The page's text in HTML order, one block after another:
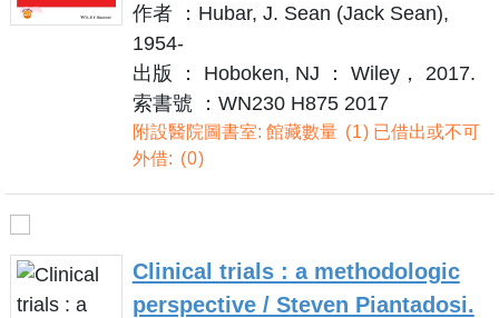
作者 ：Hubar, J. Sean (Jack Sean),
1954-
出版 ： Hoboken, NJ ： Wiley， 2017.
索書號 ：WN230 H875 2017
附設醫院圖書室: 館藏數量 1 已借出或不可
外借:
0
Clinical trials : a methodologic
perspective / Steven Piantadosi.